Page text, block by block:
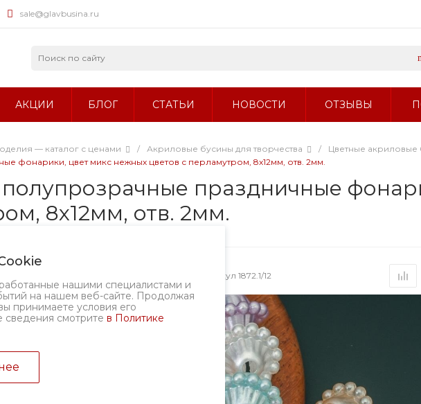
sale@glavbusina.ru
АКЦИИ БЛОГ СТАТЬИ НОВОСТИ ОТЗЫВЫ
— каталог с ценами / Акриловые бусины для творчества / Цветные акриловые
фонарики, цвет микс нежных цветов с перламутром, 8х12мм, отв. 2мм.
праздничные
8х12мм, отв. 2мм.
нашими специалистами и
на нашем веб-сайте. Продолжая
принимаете условия его
сведения смотрите в Политике
Артикул 1872.1/12